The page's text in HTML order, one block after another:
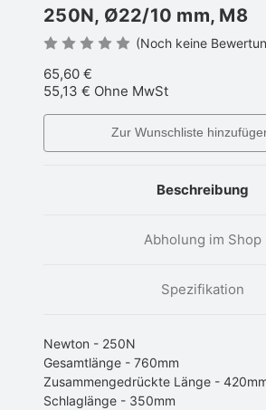
250N, Ø22/10 mm, M8
(Noch keine
65,60 €
55,13 € Ohne MwSt
Zur Wunschliste
Beschreibung
Abholung im Shop
Spezifikation
Newton - 250N
Gesamtlänge - 760mm
Zusammengedrückte Länge -
Schlaglänge - 350mm